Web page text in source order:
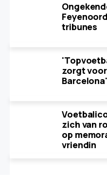
tribunes
zorgt
Barcelona'
zich van
op
vriendin